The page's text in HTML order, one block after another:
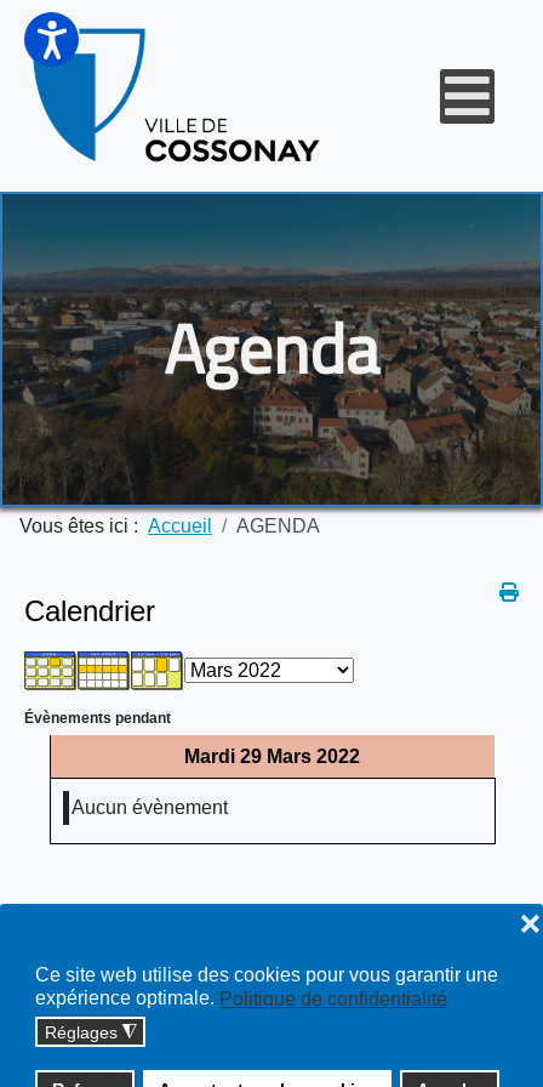
Ce site web utilise des cookies pour vous garantir une
expérience optimale. Politique de confidentialité
Réglages ◮
❌
Agenda
Vous êtes ici : Accueil AGENDA
Calendrier
Évènements pendant
Mardi 29 Mars 2022
Aucun évènement
Copyright © 2026 cossonay.ch - tous droits réservés | site :